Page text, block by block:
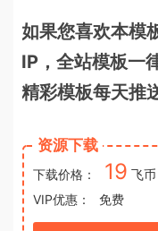
如果您喜欢本模
IP，全站模板一
精彩模板每天推
资源下载
下载价格： 19 飞币
VIP优惠：
免费